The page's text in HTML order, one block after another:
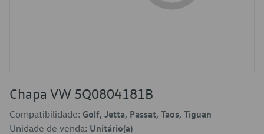
Chapa VW 5Q0804181B
Compatibilidade: Golf, Jetta, Passat, Taos, Tiguan
Unidade de venda: Unitário(a)